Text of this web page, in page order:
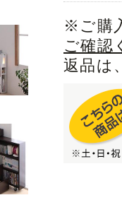
※ご購
ご確認
返品は